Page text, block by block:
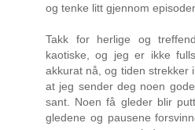
og tenke litt gjennom
Takk for herlige og
kaotiske, og jeg er ikke
akkurat nå, og tiden strekker
at jeg sender deg noen
sant. Noen få gleder blir
gledene og pausene